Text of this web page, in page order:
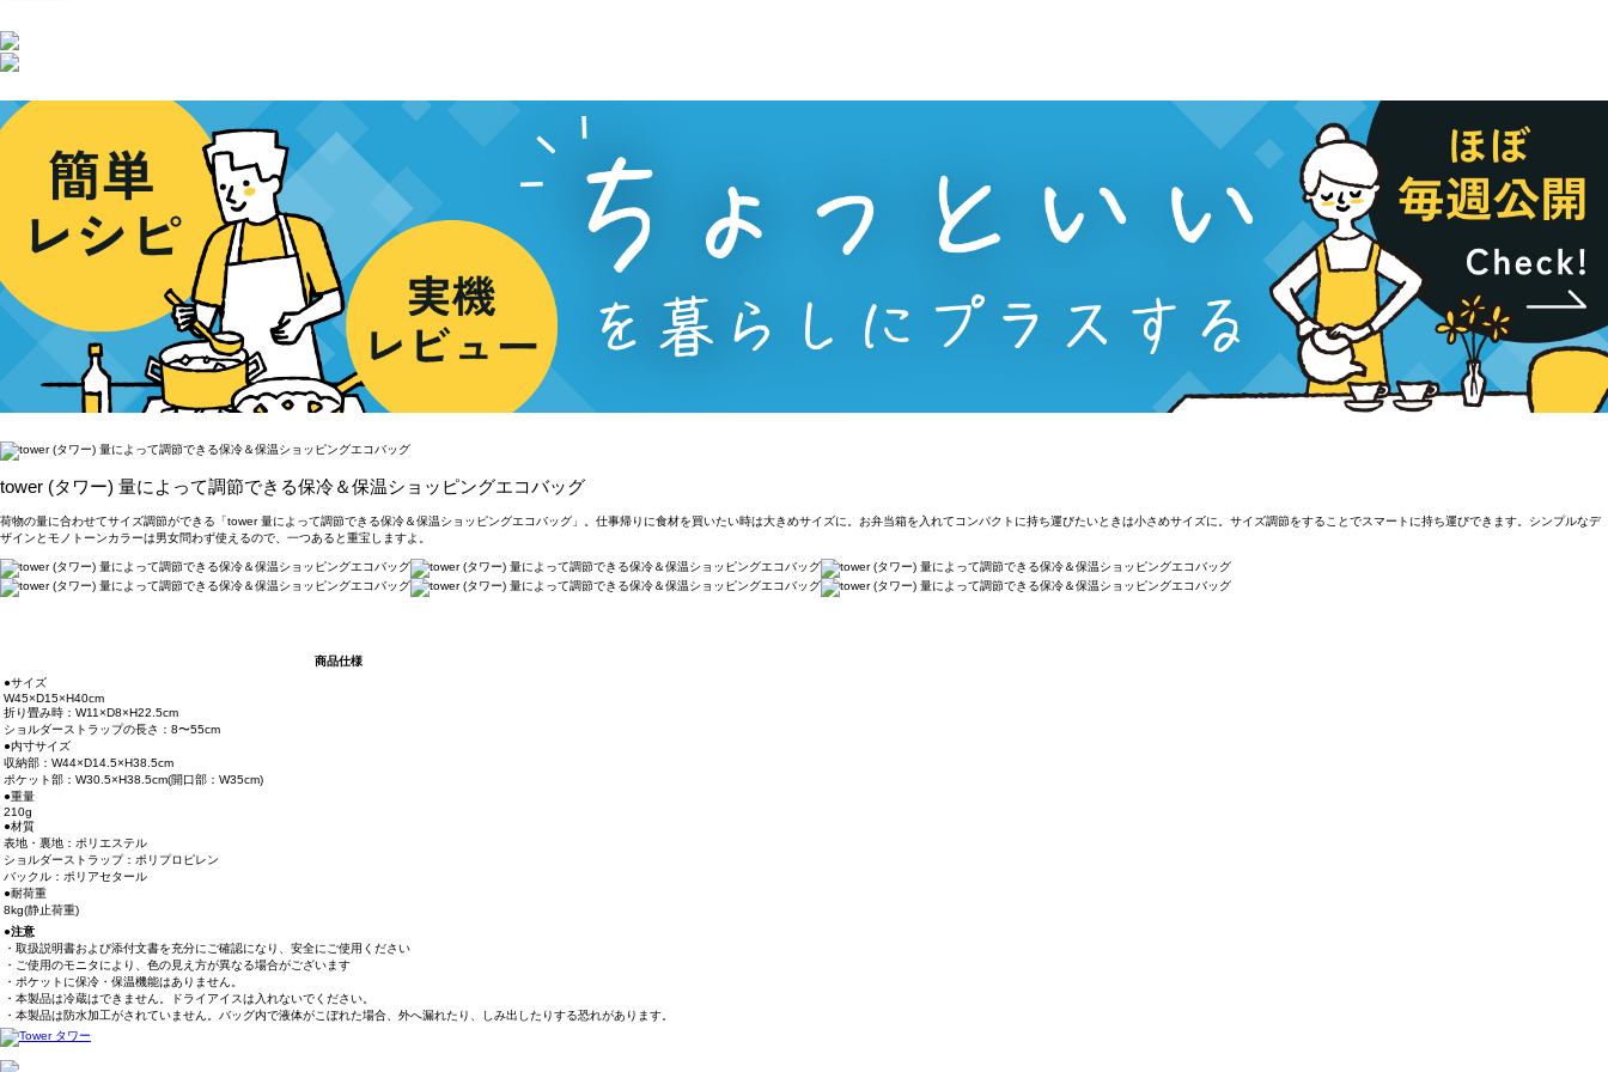
tower (タワー) 量によって調節できる保冷＆保温ショッピングエコバッグ
荷物の量に合わせてサイズ調節ができる「tower 量によって調節できる保冷＆保温ショッピングエコバッグ」。仕事帰りに食材を買いたい時は大きめサイズに。お弁当箱を入れてコンパクトに持ち運びたいときは小さめサイズに。サイズ調節をすることでスマートに持ち運びできます。シンプルなデ
ザインとモノトーンカラーは男女問わず使えるので、一つあると重宝しますよ。
商品仕様
●サイズ
W45×D15×H40cm
折り畳み時：W11×D8×H22.5cm
ショルダーストラップの長さ：8〜55cm
●内寸サイズ
収納部：W44×D14.5×H38.5cm
ポケット部：W30.5×H38.5cm(開口部：W35cm)
●重量
210g
●材質
表地・裏地：ポリエステル
ショルダーストラップ：ポリプロピレン
バックル：ポリアセタール
●耐荷重
8kg(静止荷重)
●注意
・取扱説明書および添付文書を充分にご確認になり、安全にご使用ください
・ご使用のモニタにより、色の見え方が異なる場合がございます
・ポケットに保冷・保温機能はありません。
・本製品は冷蔵はできません。ドライアイスは入れないでください。
・本製品は防水加工がされていません。バッグ内で液体がこぼれた場合、外へ漏れたり、しみ出したりする恐れがあります。